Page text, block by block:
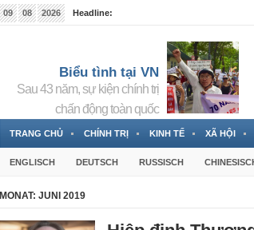
09 08 2026
Headline:
Biểu tình tại VN
Sau 43 năm, sự kiện chính trị
chấn động toàn quốc
TRANG CHỦ CHÍNH TRỊ KINH TẾ XÃ HỘI
ENGLISCH DEUTSCH RUSSISCH
MONAT: JUNI 2019